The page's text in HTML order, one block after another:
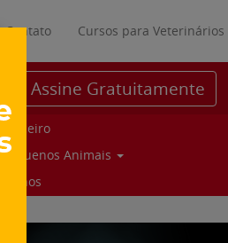
Contato Cursos para Veterinários
Assine Gratuitamente
Parceiro
Pequenos Animais
Suinos